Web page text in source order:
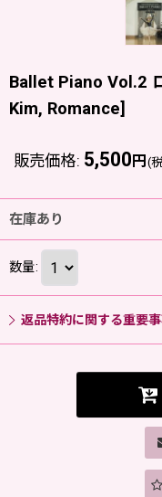
Ballet Piano Vol.2
Kim, Romance]
販売価格: 5,500 円 (
在庫あり
数量:
返品特約に関する重要